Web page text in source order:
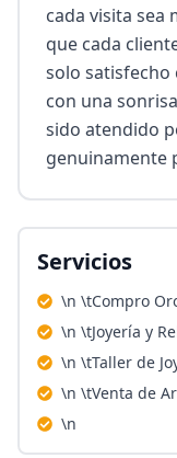
cada visita sea
que cada
solo satisfecho
con una
sido atendido
genuinamente
Servicios
\n \tCompro
\n \tJoyería y
\n \tTaller de
\n \tVenta de
\n